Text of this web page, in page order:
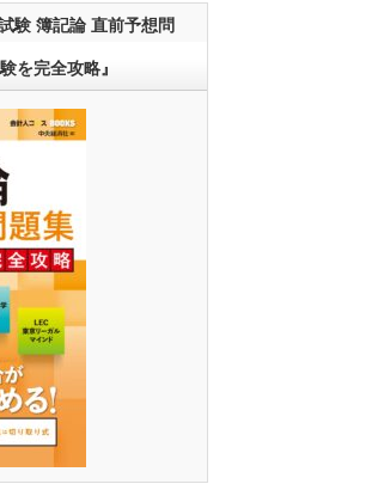
験 簿記論 直前予想問
を完全攻略』